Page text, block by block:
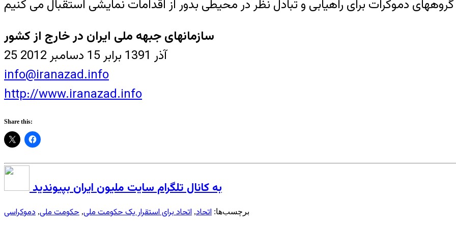
سازمانهای جبهه ملی ایران در خارج از کشور
25 آذر 1391 برابر 15 دسامبر 2012
info@iranazad.info
http://www.iranazad.info
Share this:
به کانال تلگرام سایت ملیون ایران بپیوندید
برچسب‌ها: اتحاد, اتحاد برای استقرار یک حکومت ملی, حکومت ملی, دموکراسی